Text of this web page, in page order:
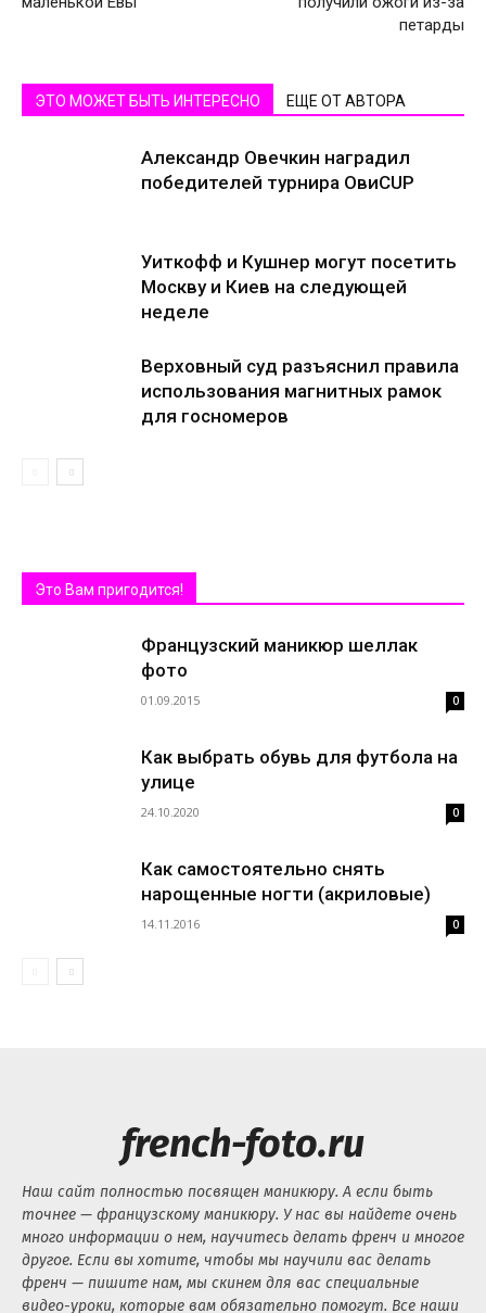
петарды
ЭТО МОЖЕТ БЫТЬ ИНТЕРЕСНО ЕЩЕ ОТ АВТОРА
Александр Овечкин наградил
победителей турнира ОвиCUP
Уиткофф и Кушнер могут посетить
Москву и Киев на следующей
неделе
Верховный суд разъяснил правила
использования магнитных рамок
для госномеров
Это Вам пригодится!
Французский маникюр шеллак
фото
01.09.2015 0
Как выбрать обувь для футбола на
улице
24.10.2020 0
Как самостоятельно снять
нарощенные ногти (акриловые)
14.11.2016 0
french-foto.ru
Наш сайт полностью посвящен маникюру. А если быть
точнее — французскому маникюру. У нас вы найдете очень
много информации о нем, научитесь делать френч и многое
другое. Если вы хотите, чтобы мы научили вас делать
френч — пишите нам, мы скинем для вас специальные
видео-уроки, которые вам обязательно помогут. Все наши